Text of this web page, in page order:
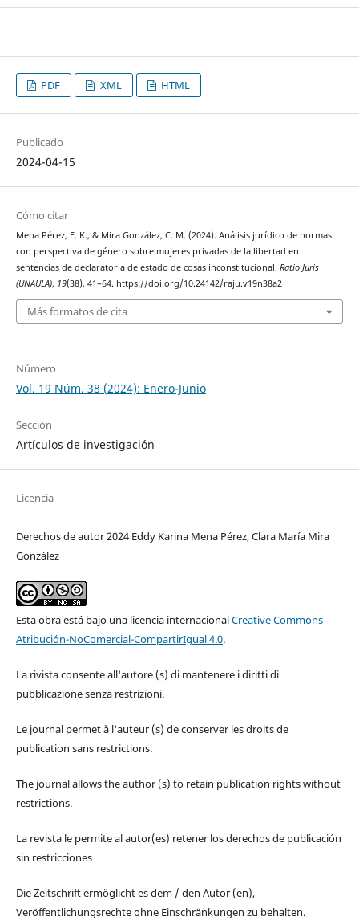
PDF XML HTML
Publicado
2024-04-15
Cómo citar
Mena Pérez, E. K., & Mira González, C. M. (2024). Análisis jurídico de normas
con perspectiva de género sobre mujeres privadas de la libertad en
sentencias de declaratoria de estado de cosas inconstitucional. Ratio Juris
(UNAULA), 19(38), 41–64. https://doi.org/10.24142/raju.v19n38a2
Más formatos de cita
Número
Vol. 19 Núm. 38 (2024): Enero-Junio
Sección
Artículos de investigación
Licencia
Derechos de autor 2024 Eddy Karina Mena Pérez, Clara María Mira
González
Esta obra está bajo una licencia internacionalCreative Commons
Atribución-NoComercial-CompartirIgual 4.0.
La rivista consente all'autore (s) di mantenere i diritti di
pubblicazione senza restrizioni.
Le journal permet à l'auteur (s) de conserver les droits de
publication sans restrictions.
The journal allows the author (s) to retain publication rights without
restrictions.
La revista le permite al autor(es) retener los derechos de publicación
sin restricciones
Die Zeitschrift ermöglicht es dem / den Autor (en),
Veröffentlichungsrechte ohne Einschränkungen zu behalten.